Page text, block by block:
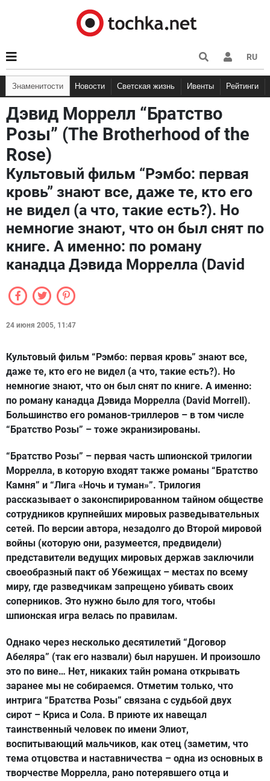
RU
Знаменитости Новости Светская жизнь Ивенты Рейтинги
Дэвид Моррелл “Братство
Розы” (The Brotherhood of the
Rose)
Культовый фильм “Рэмбо: первая
кровь” знают все, даже те, кто его
не видел (а что, такие есть?). Но
немногие знают, что он был снят по
книге. А именно: по роману
канадца Дэвида Моррелла (David
24 июня 2005, 11:47
Культовый фильм “Рэмбо: первая кровь” знают все,
даже те, кто его не видел (а что, такие есть?). Но
немногие знают, что он был снят по книге. А именно:
по роману канадца Дэвида Моррелла (David Morrell).
Большинство его романов-триллеров – в том числе
“Братство Розы” – тоже экранизированы.
“Братство Розы” – первая часть шпионской трилогии
Моррелла, в которую входят также романы “Братство
Камня” и “Лига «Ночь и туман»”. Трилогия
рассказывает о законспирированном тайном обществе
сотрудников крупнейших мировых разведывательных
сетей. По версии автора, незадолго до Второй мировой
войны (которую они, разумеется, предвидели)
представители ведущих мировых держав заключили
своеобразный пакт об Убежищах – местах по всему
миру, где разведчикам запрещено убивать своих
соперников. Это нужно было для того, чтобы
шпионская игра велась по правилам.
Однако через несколько десятилетий “Договор
Абеляра” (так его назвали) был нарушен. И произошло
это по вине… Нет, никаких тайн романа открывать
заранее мы не собираемся. Отметим только, что
интрига “Братства Розы” связана с судьбой двух
сирот – Криса и Сола. В приюте их навещал
таинственный человек по имени Элиот,
воспитывающий мальчиков, как отец (заметим, что
тема отцовства и наставничества – одна из основных в
творчестве Моррелла, рано потерявшего отца и